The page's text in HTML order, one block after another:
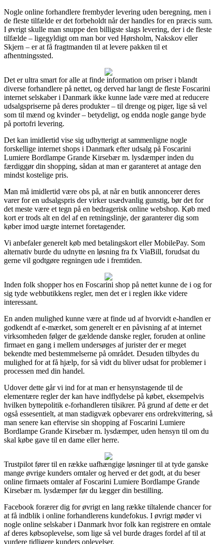
Nogle online forhandlere frembyder levering uden beregning, men i
de fleste tilfælde er det forbeholdt når der handles for en præcis sum.
I øvrigt skulle man snuppe den billigste slags levering, der i de fleste
tilfælde – ligegyldigt om man bor ved Hørsholm, Nakskov eller
Skjern – er at få fragtmanden til at levere pakken til et
afhentningssted.
Det er ultra smart for alle at finde information om priser i blandt
diverse forhandlere på nettet, og derved har langt de fleste Foscarini
internet selskaber i Danmark ikke kunne lade være med at reducere
udsalgspriserne på deres produkter – til drenge og piger, lige så vel
som til mænd og kvinder – betydeligt, og endda nogle gange byde
på portofri levering.
Det kan imidlertid vise sig udbytterigt at sammenligne nogle
forskellige internet shops i Danmark efter udsalg på Foscarini
Lumiere Bordlampe Grande Kirsebær m. lysdæmper inden du
færdiggør din shopping, sådan at man er garanteret at antage den
mindst kostelige pris.
Man må imidlertid være obs på, at når en butik annoncerer deres
varer for en udsalgspris der virker usædvanlig gunstig, bør det for
det meste være et tegn på en bedragerisk online webshop. Køb med
kort er trods alt en del af en retningslinje, der garanterer dig som
køber imod uægte internet foretagender.
Vi anbefaler generelt køb med betalingskort eller MobilePay. Som
alternativ burde du udnytte en løsning fra fx ViaBill, forudsat du
gerne vil godtgøre regningen ude i fremtiden.
Inden folk shopper hos en Foscarini shop på nettet kunne de i og for
sig tyde webbutikkens regler, men det er i reglen ikke videre
interessant.
En anden mulighed kunne være at finde ud af hvorvidt e-handlen er
godkendt af e-mærket, som generelt er en påvisning af at internet
virksomheden følger de gældende danske regler, foruden at online
firmaet en gang i mellem undersøges af jurister der er meget
bekendte med bestemmelserne på området. Desuden tilbydes du
mulighed for at få hjælp, for så vidt du bliver udsat for problemer i
processen med din handel.
Udover dette går vi ind for at man er hensynstagende til de
elementære regler der kan have indflydelse på købet, eksempelvis
hvilken byttepolitik e-forhandleren tilsikrer. På grund af dette er det
også essesentielt, at man stadigvæk opbevarer ens ordrekvittering, så
man senere kan eftervise sin shopping af Foscarini Lumiere
Bordlampe Grande Kirsebær m. lysdæmper, uden hensyn til om du
skal købe gave til en dame eller herre.
Trustpilot fører til en række uafhængige løsninger til at tyde ganske
mange øvrige kunders omtaler og herved er det godt, at du beser
online firmaets omtaler af Foscarini Lumiere Bordlampe Grande
Kirsebær m. lysdæmper før du lægger din bestilling.
Facebook forærer dig for øvrigt en lang række tiltalende chancer for
at få indblik i online forhandlerens kundefokus. I øvrigt møder vi
nogle online selskaber i Danmark hvor folk kan registrere en omtale
af deres købsoplevelse, som lige så vel burde drages fordel af til at
vurdere tidligere kunders oplevelser.